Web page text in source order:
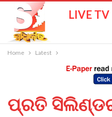
LIVE TV
Home Latest
ପ୍ରତି